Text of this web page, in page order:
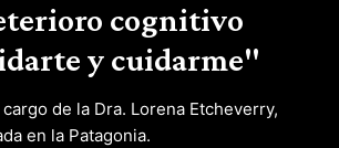
cognitivo
y cuidarme"
de la Dra. Lorena Etcheverry,
en la Patagonia.